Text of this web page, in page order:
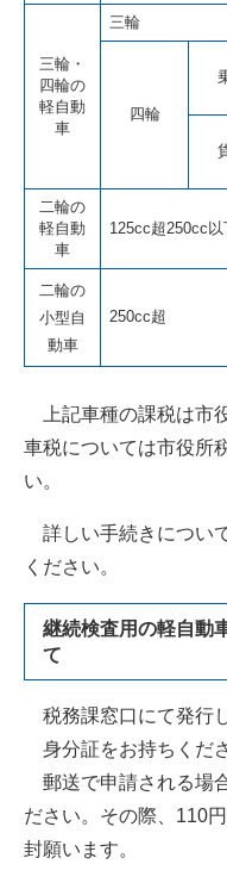
三輪・
四輪の
軽自動
車
三輪
四輪
125cc超250cc以
二輪の
軽自動
車
二輪の
小型自
動車
250cc超
上記車種の課税は市
車税については市役所
い。
詳しい手続きについ
ください。
継続検査用の軽自動
て
税務課窓口にて発行
身分証をお持ちくださ
郵送で申請される場
ださい。その際、110
封願います。